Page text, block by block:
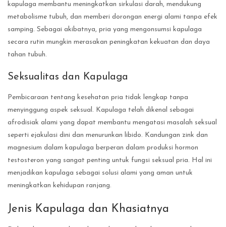
kapulaga membantu meningkatkan sirkulasi darah, mendukung
metabolisme tubuh, dan memberi dorongan energi alami tanpa efek
samping. Sebagai akibatnya, pria yang mengonsumsi kapulaga
secara rutin mungkin merasakan peningkatan kekuatan dan daya
tahan tubuh.
Seksualitas dan Kapulaga
Pembicaraan tentang kesehatan pria tidak lengkap tanpa
menyinggung aspek seksual. Kapulaga telah dikenal sebagai
afrodisiak alami yang dapat membantu mengatasi masalah seksual
seperti ejakulasi dini dan menurunkan libido. Kandungan zink dan
magnesium dalam kapulaga berperan dalam produksi hormon
testosteron yang sangat penting untuk fungsi seksual pria. Hal ini
menjadikan kapulaga sebagai solusi alami yang aman untuk
meningkatkan kehidupan ranjang.
Jenis Kapulaga dan Khasiatnya